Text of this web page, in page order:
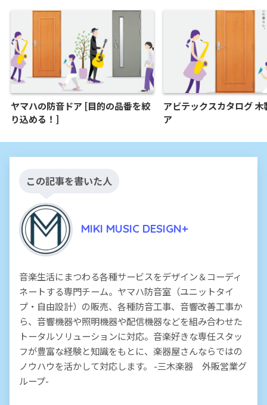
ヤマハの防音ドア [目的の品番を絞
り込める！]
アビテックスカタログ 木
ア
この記事を書いた人
MIKI MUSIC DESIGN+
音楽生活にまつわる各種サービスをデザイン＆コーディ
ネートする専門チーム。ヤマハ防音室（ユニットタイ
プ・自由設計）の販売、各種防音工事、音響改善工事か
ら、音響機器や照明機器や配信機器などを組み合わせた
トータルソリューションに対応。音楽好きな専任スタッ
フが豊富な経験と知識をもとに、楽器屋さんならではの
ノウハウを活かして対応します。 -三木楽器 外販営業グ
ループ-